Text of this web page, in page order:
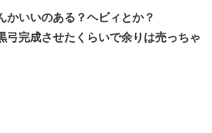
かいいのある？ヘビィとか？
弓完成させたくらいで余りは売っちゃ